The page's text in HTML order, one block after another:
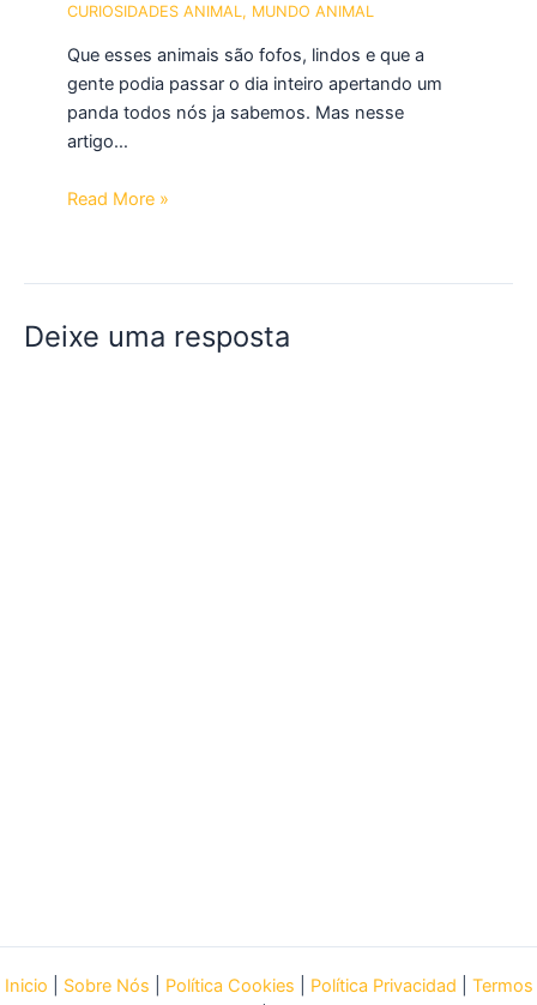
CURIOSIDADES ANIMAL , MUNDO ANIMAL
Que esses animais são fofos, lindos e que a
gente podia passar o dia inteiro apertando um
panda todos nós ja sabemos. Mas nesse
artigo…
Read More »
Deixe uma resposta
Inicio Sobre Nós Política Cookies Política Privacidad
Termos